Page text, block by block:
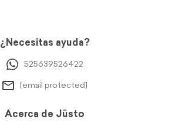
¿Necesitas ayuda?
525639526422
[email protected]
Acerca de Jüsto